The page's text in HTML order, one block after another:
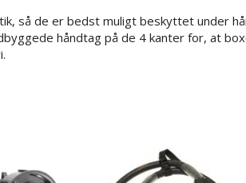
så de er bedst muligt beskyttet under
håndtag på de 4 kanter for, at